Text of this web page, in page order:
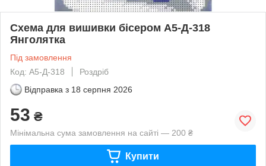
Схема для вишивки бісером А5-Д-318
Янголятка
Під замовлення
Код: А5-Д-318
Роздріб
Відправка з 18 серпня 2026
53 ₴
Мінімальна сума замовлення на сайті — 200 ₴
Купити